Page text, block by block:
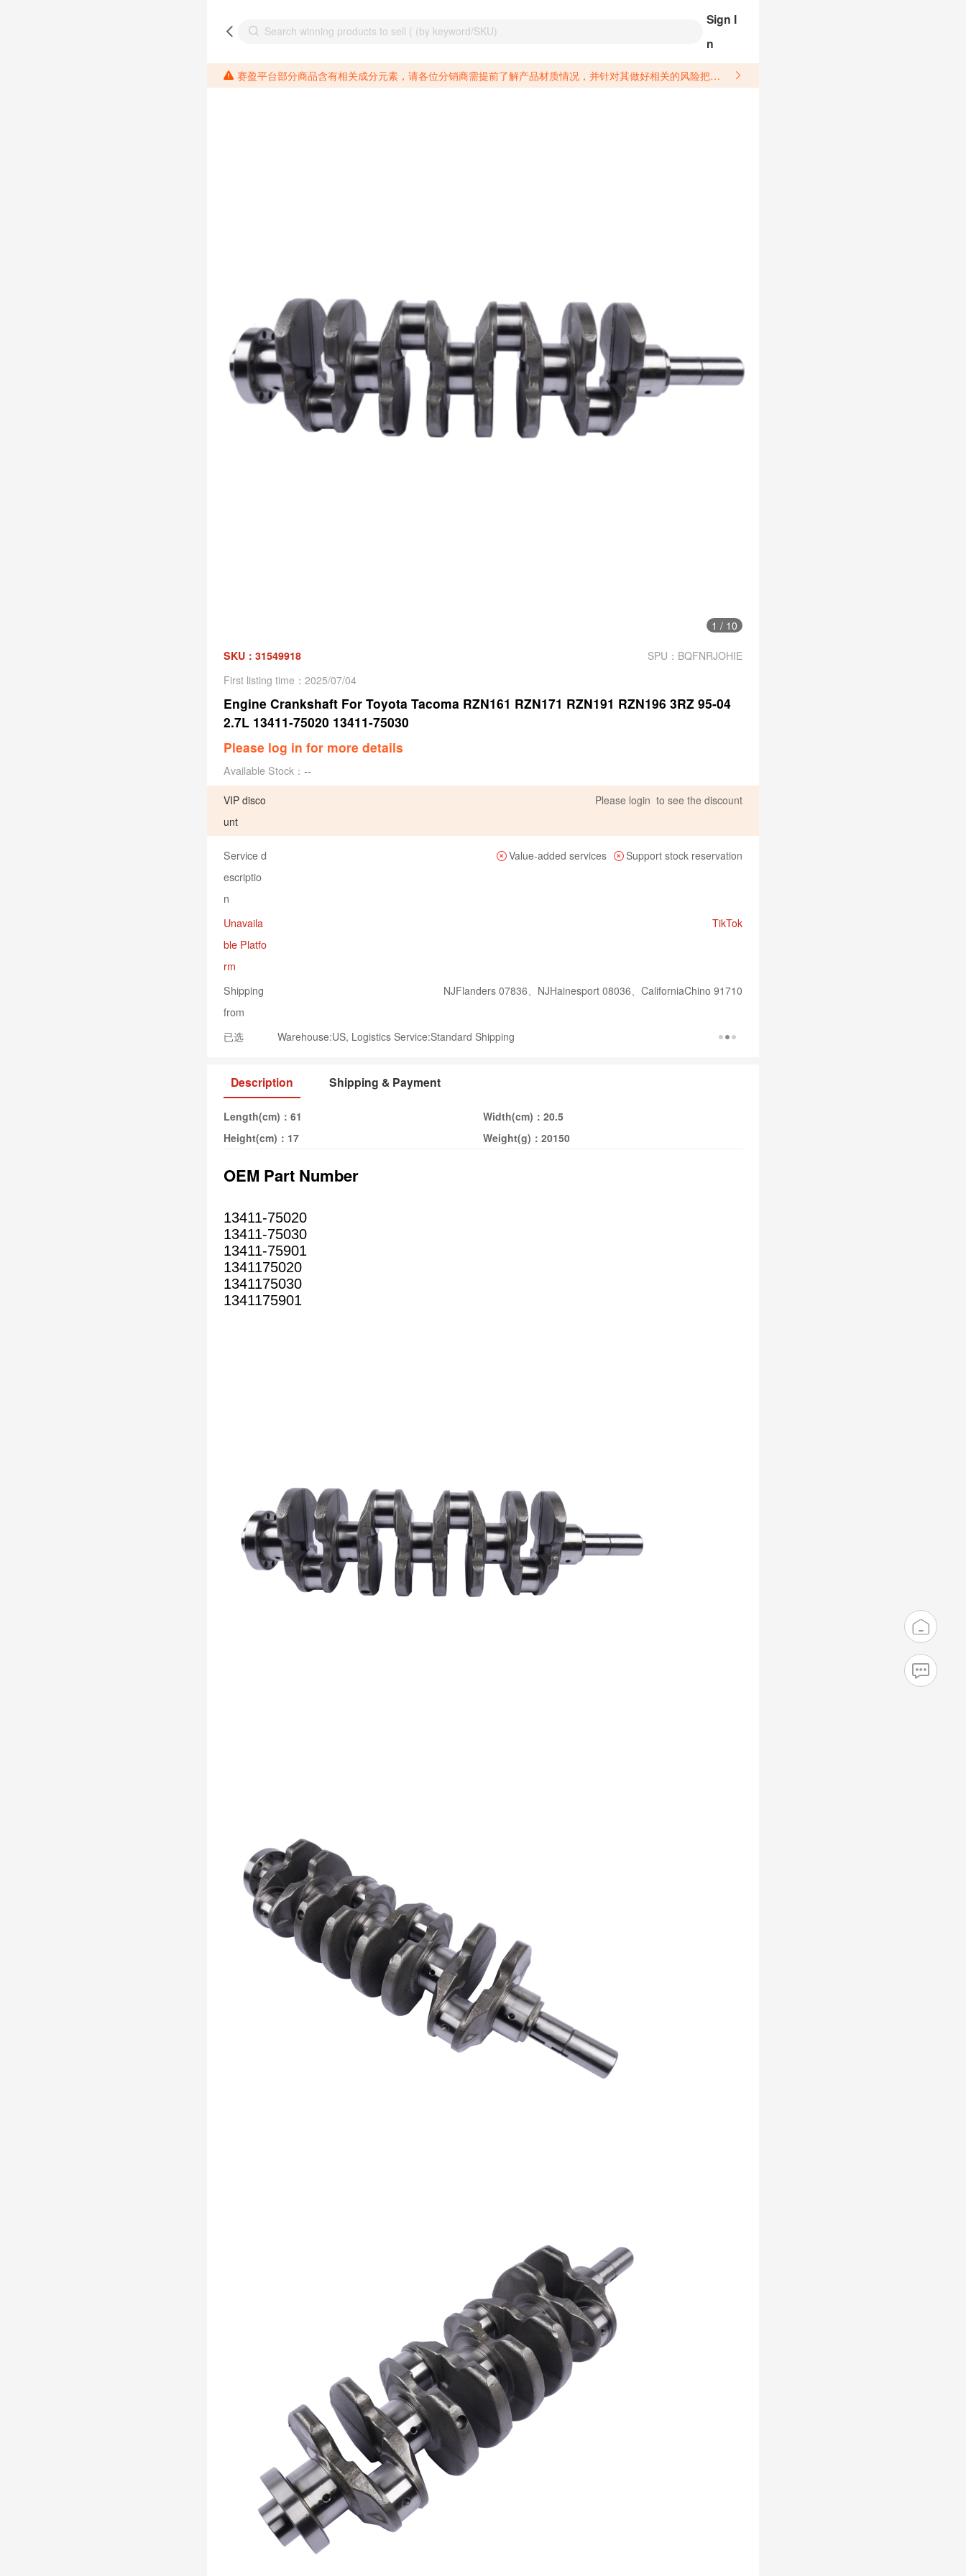
Sign I
n
赛盈平台部分商品含有相关成分元素，请各位分销商需提前了解产品材质情况，并针对其做好相关的风险把控，以免造成不必要的损失。 *美国加州65法案进一步规定了对于仅包含致癌物质，仅包含致生殖毒性物质，同时包含致癌物质和致生殖毒性物质，亦或是包含某一物质即为致癌物质又为致生殖毒性物质的产品的警示标语要求。 *新法案提供的警示标语修订并不是强制实施的，其只是避免昂贵诉讼的一种有效的方法。只要企业在保证其使用的另外的警示标语是“清晰和合理”并符合加州65法案要求的，那也是可以被接受的。*请充分了解第三方销售平台对商品上架规要求，并根据对应平台规则调整相关商品信息后进行上架，以免造成您不必要损失。 汽配产品上架注意事项： 不同第三方平台对于适配车型等信息的填写要求各有不同。例如：亚马逊明确禁止在产品标题、卖点和描述中直接使用适配车型的年份、品牌和型号信息；请您仔细研究并熟悉所销售平台关于汽配产品上架销售的具体规则，如果因上架的汽配产品信息填写不符合所销售平台要求，产生违规/侵权等问题所造成的损失需您自行承担。
1 / 10
SKU：31549918
SPU：BQFNRJOHIE
First listing time：2025/07/04
Engine Crankshaft For Toyota Tacoma RZN161 RZN171 RZN191 RZN196 3RZ 95-04
2.7L 13411-75020 13411-75030
Please log in for more details
Available Stock：--
VIP disco
unt
Please login to see the discount
Service d
escriptio
n
Value-added services Support stock reservation
Unavaila
ble Platfo
rm
TikTok
Shipping
from
NJFlanders 07836、NJHainesport 08036、CaliforniaChino 91710
已选 Warehouse:US, Logistics Service:Standard Shipping
Description Shipping & Payment
Length(cm)：61 Width(cm)： 20.5
Height(cm)： 17 Weight(g)： 20150
OEM Part Number
13411-75020
13411-75030
13411-75901
1341175020
1341175030
1341175901